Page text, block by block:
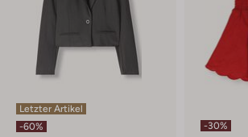
Letzter Artikel
-60%
-30%